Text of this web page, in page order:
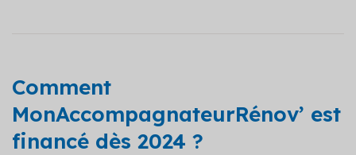
Comment
MonAccompagnateurRénov’ est
financé dès 2024 ?